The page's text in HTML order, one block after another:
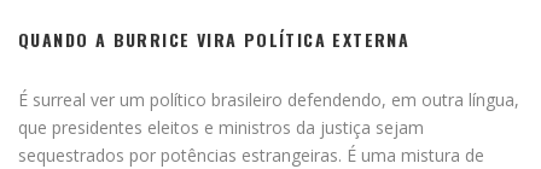
QUANDO A BURRICE VIRA POLÍTICA EXTERNA
É surreal ver um político brasileiro defendendo, em outra língua,
que presidentes eleitos e ministros da justiça sejam
sequestrados por potências estrangeiras. É uma mistura de